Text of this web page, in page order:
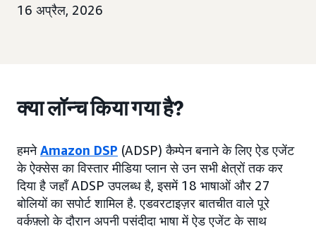
16 अप्रैल, 2026
क्या लॉन्च किया गया है?
हमनेAmazon DSP (ADSP) कैम्पेन बनाने के लिए ऐड एजेंट
के ऐक्सेस का विस्तार मीडिया प्लान से उन सभी क्षेत्रों तक कर
दिया है जहाँ ADSP उपलब्ध है, इसमें 18 भाषाओं और 27
बोलियों का सपोर्ट शामिल है. एडवरटाइज़र बातचीत वाले पूरे
वर्कफ़्लो के दौरान अपनी पसंदीदा भाषा में ऐड एजेंट के साथ